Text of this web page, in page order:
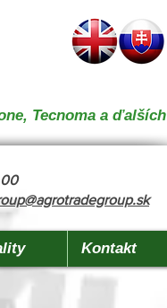
Tecnoma a ďalších
Kontakt